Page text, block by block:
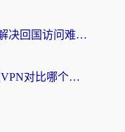
海外党必看：yy vpn真能解决回国访问难题？附云极initap测评+免费方案对比
穿梭VPN好用吗？和快滚VPN对比哪个回国效果更好？海外党选回国加速器必看指南